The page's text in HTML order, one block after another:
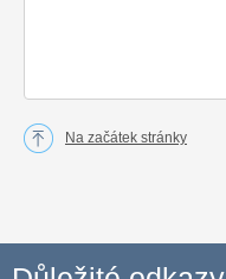
Na začátek stránky